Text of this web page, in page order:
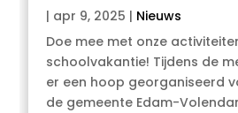
| apr 9, 2025 | Nieuws
Doe mee met onze
schoolvakantie! Tijdens de
er een hoop georganiseerd
de gemeente Edam-